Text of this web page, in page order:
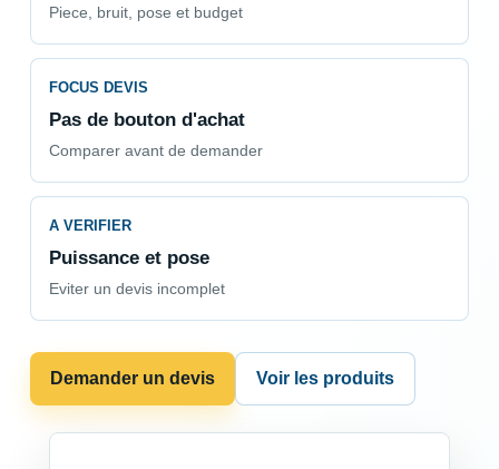
Piece, bruit, pose et budget
FOCUS DEVIS
Pas de bouton d'achat
Comparer avant de demander
A VERIFIER
Puissance et pose
Eviter un devis incomplet
Demander un devis Voir les produits